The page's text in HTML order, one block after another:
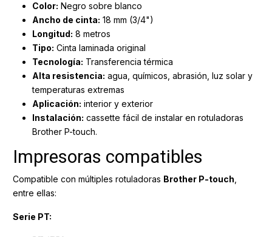
Color: Negro sobre blanco
Ancho de cinta: 18 mm (3/4")
Longitud: 8 metros
Tipo: Cinta laminada original
Tecnología: Transferencia térmica
Alta resistencia: agua, químicos, abrasión, luz solar y
temperaturas extremas
Aplicación: interior y exterior
Instalación: cassette fácil de instalar en rotuladoras
Brother P-touch.
Impresoras compatibles
Compatible con múltiples rotuladoras Brother P-touch
entre ellas:
Serie PT: